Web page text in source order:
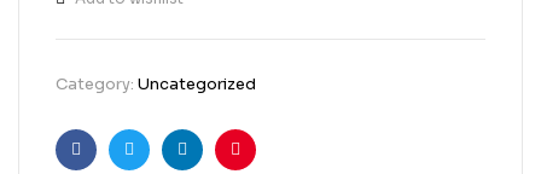
Category: Uncategorized
FacebookTwitterLinkedinPinterest